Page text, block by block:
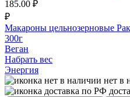
185.00 ₽
₽
Макароны цельнозерновые
300г
Веган
Набрать вес
Энергия
нет в